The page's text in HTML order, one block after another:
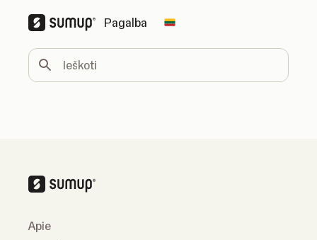
Pagalba Change country
Ieškoti
Apie